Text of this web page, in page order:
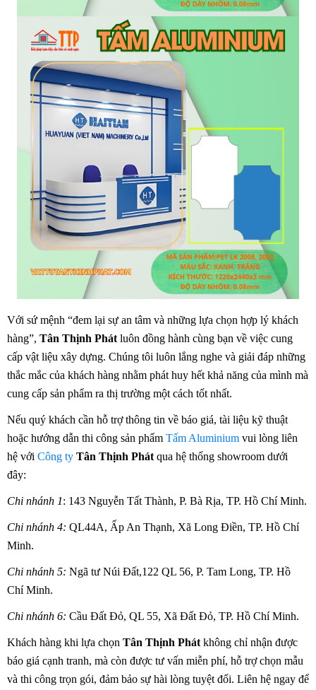
Với sứ mệnh “đem lại sự an tâm và những lựa chọn hợp lý khách
hàng”, Tân Thịnh Phát luôn đồng hành cùng bạn về việc cung
cấp vật liệu xây dựng. Chúng tôi luôn lắng nghe và giải đáp những
thắc mắc của khách hàng nhằm phát huy hết khả năng của mình mà
cung cấp sản phẩm ra thị trường một cách tốt nhất.
Nếu quý khách cần hỗ trợ thông tin về báo giá, tài liệu kỹ thuật
hoặc hướng dẫn thi công sản phẩm Tấm Aluminium vui lòng liên
hệ với Công ty Tân Thịnh Phát qua hệ thống showroom dưới
đây:
Chi nhánh 1: 143 Nguyễn Tất Thành, P. Bà Rịa, TP. Hồ Chí Minh.
Chi nhánh 4: QL44A, Ấp An Thạnh, Xã Long Điền, TP. Hồ Chí
Minh.
Chi nhánh 5: Ngã tư Núi Đất,122 QL 56, P. Tam Long, TP. Hồ
Chí Minh.
Chi nhánh 6: Cầu Đất Đỏ, QL 55, Xã Đất Đỏ, TP. Hồ Chí Minh.
Khách hàng khi lựa chọn Tân Thịnh Phát không chỉ nhận được
báo giá cạnh tranh, mà còn được tư vấn miễn phí, hỗ trợ chọn mẫu
và thi công trọn gói, đảm bảo sự hài lòng tuyệt đối. Liên hệ ngay để